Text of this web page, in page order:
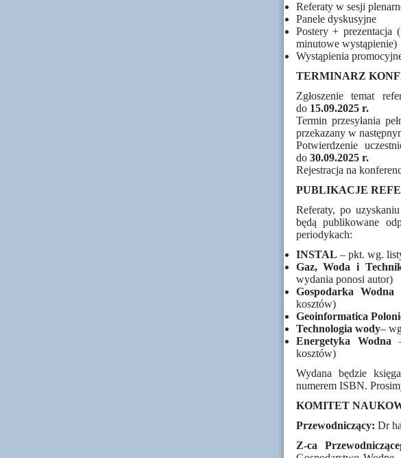
Referaty w sesji
Panele dyskusyjne
Postery +
minutowe wystąpienie)
Wystąpienia
TERMINARZ
Zgłoszenie temat
do 15.09.2025 r.
Termin przesyłania
przekazany w
Potwierdzenie
do 30.09.2025 r.
Rejestracja na
PUBLIKACJE
Referaty, po
będą publikowane
periodykach:
INSTAL – pkt. wg.
Gaz, Woda i
wydania ponosi autor)
Gospodarka Wodna
kosztów)
Geoinformatica
Technologia wody–
Energetyka Wodna
kosztów)
Wydana będzie
numerem ISBN.
KOMITET
Przewodniczący: Dr
Z-ca